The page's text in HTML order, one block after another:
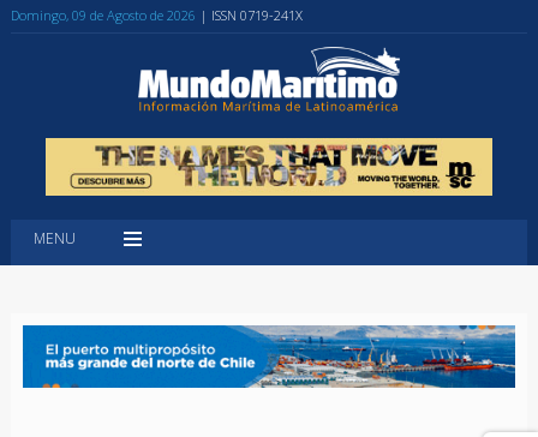
Domingo, 09 de Agosto de 2026 | ISSN 0719-241X
MENU